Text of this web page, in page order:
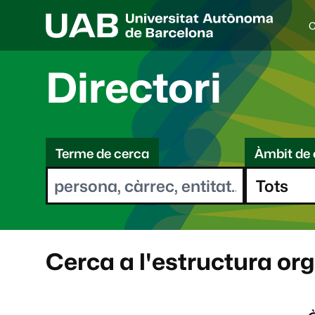
I
d
i
a
e
l
e
o
t
Directori
C
eTerme de cerca Àmbit de
Cerca a l'estructura